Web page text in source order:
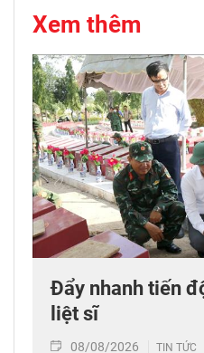
Xem thêm
Đẩy nhanh tiến
liệt sĩ
08/08/2026 TIN TỨC